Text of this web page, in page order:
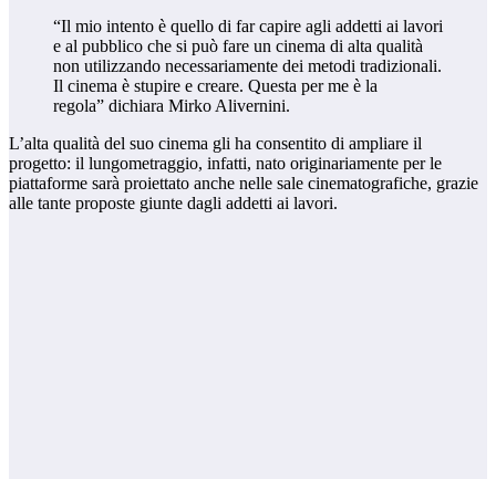
“Il mio intento è quello di far capire agli addetti ai lavori
e al pubblico che si può fare un cinema di alta qualità
non utilizzando necessariamente dei metodi tradizionali.
Il cinema è stupire e creare. Questa per me è la
regola” dichiara Mirko Alivernini.
L’alta qualità del suo cinema gli ha consentito di ampliare il
progetto: il lungometraggio, infatti, nato originariamente per le
piattaforme sarà proiettato anche nelle sale cinematografiche, grazie
alle tante proposte giunte dagli addetti ai lavori.